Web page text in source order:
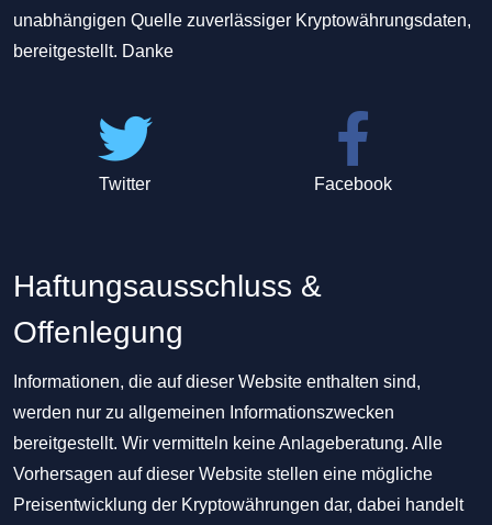
unabhängigen Quelle zuverlässiger Kryptowährungsdaten,
bereitgestellt. Danke
Twitter Facebook
Haftungsausschluss &
Offenlegung
Informationen, die auf dieser Website enthalten sind,
werden nur zu allgemeinen Informationszwecken
bereitgestellt. Wir vermitteln keine Anlageberatung. Alle
Vorhersagen auf dieser Website stellen eine mögliche
Preisentwicklung der Kryptowährungen dar, dabei handelt